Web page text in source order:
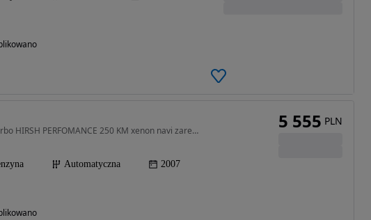
2290 cm3 • 220 KM • VECTOR 2.3 turbo HIRSH PERFOMANCE 250 KM xenon navi zarejestrowany
Automatyczna 2007
5 555 PLN